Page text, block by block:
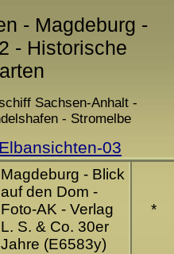
- Magdeburg -
- Historische
Sachsen-Anhalt -
- Stromelbe
Elbansichten-03
Magdeburg - Blick
auf den Dom -
Foto-AK - Verlag
L. S. & Co. 30er
Jahre (E6583y)
*